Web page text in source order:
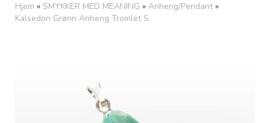
Hjem » SMYKKER MED MEANING » Anheng/Pendant»
Kalsedon Grønn Anheng Tromlet S